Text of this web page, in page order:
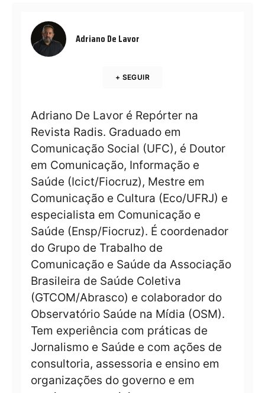
Adriano De Lavor
+ SEGUIR
Adriano De Lavor é Repórter na
Revista Radis. Graduado em
Comunicação Social (UFC), é Doutor
em Comunicação, Informação e
Saúde (Icict/Fiocruz), Mestre em
Comunicação e Cultura (Eco/UFRJ) e
especialista em Comunicação e
Saúde (Ensp/Fiocruz). É coordenador
do Grupo de Trabalho de
Comunicação e Saúde da Associação
Brasileira de Saúde Coletiva
(GTCOM/Abrasco) e colaborador do
Observatório Saúde na Mídia (OSM).
Tem experiência com práticas de
Jornalismo e Saúde e com ações de
consultoria, assessoria e ensino em
organizações do governo e em